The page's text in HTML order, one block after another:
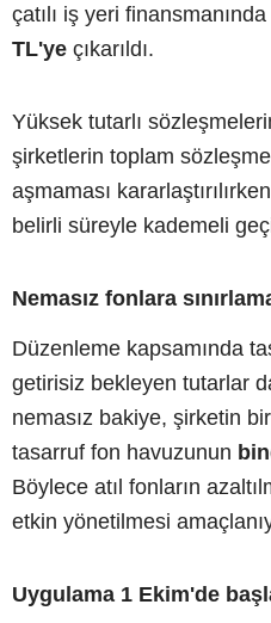
çatılı iş yeri
TL'ye çıkarıldı.
Yüksek tutarlı
şirketlerin toplam
aşmaması
belirli süreyle kademeli
Nemasız fonlara
Düzenleme kapsamında
getirisiz bekleyen tutarlar
nemasız bakiye, şirketin
tasarruf fon havuzunun
Böylece atıl fonların
etkin yönetilmesi
Uygulama 1 Ekim'de